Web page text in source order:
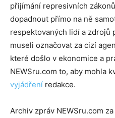
přijímání represivních
dopadnout přímo na ně
respektovaných lidí a zdrojů
museli označovat za cizí
které došlo v ekonomice a
NEWSru.com to, aby mohla
vyjádření redakce.
Archiv zpráv NEWSru.com